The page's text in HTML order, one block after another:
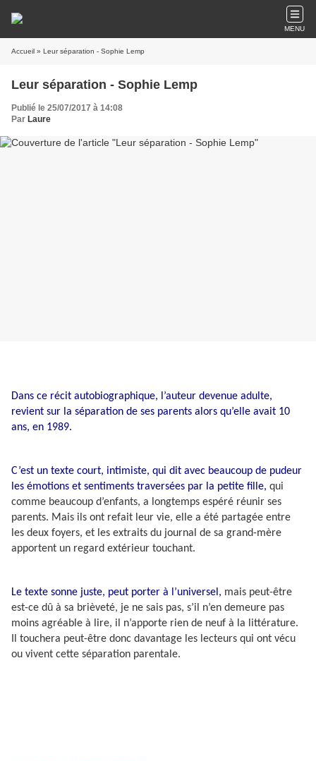
MENU
Accueil » Leur séparation - Sophie Lemp
Leur séparation - Sophie Lemp
Publié le 25/07/2017 à 14:08
Par Laure
Dans ce récit autobiographique, l’auteur devenue adulte,
revient sur la séparation de ses parents alors qu’elle avait 10
ans, en 1989.
C’est un texte court, intimiste, qui dit avec beaucoup de pudeur
les émotions et sentiments traversées par la petite fille, qui
comme beaucoup d’enfants, a longtemps espéré réunir ses
parents. Mais ils ont refait leur vie, elle a été partagée entre
les deux foyers, et les extraits du journal de sa grand-mère
apportent un regard extérieur touchant.
Le texte sonne juste, peut porter à l’universel, mais peut-être
est-ce dû à sa brièveté, je ne sais pas, s’il n’en demeure pas
moins agréable à lire, il n’apporte rien de neuf à la littérature.
Il touchera peut-être donc davantage les lecteurs qui ont vécu
ou vivent cette séparation parentale.